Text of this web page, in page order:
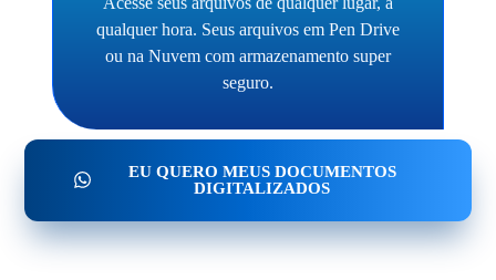
qualquer hora. Seus arquivos em Pen Drive
ou na Nuvem com armazenamento super
seguro.
EU QUERO MEUS DOCUMENTOS
DIGITALIZADOS